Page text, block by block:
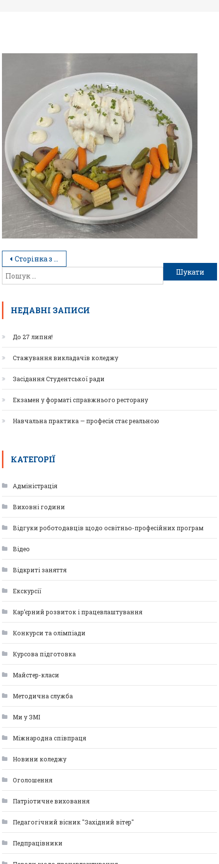
Сторінка з архіву нашого студентського життя
НЕДАВНІ ЗАПИСИ
До 27 липня!
Стажування викладачів коледжу
Засідання Студентської ради
Екзамен у форматі справжнього ресторану
Навчальна практика — професія стає реальною
КАТЕГОРІЇ
Адміністрація
Виховні години
Відгуки роботодавців щодо освітньо-професійних програм
Відео
Відкриті заняття
Екскурсії
Кар’єрний розвиток і працевлаштування
Конкурси та олімпіади
Курсова підготовка
Майстер-класи
Методична служба
Ми у ЗМІ
Міжнародна співпраця
Новини коледжу
Оголошення
Патріотичне виховання
Педагогічний вісник "Західний вітер"
Педпрацівники